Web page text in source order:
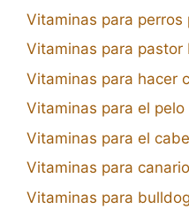
Vitaminas para perros
Vitaminas para pastor
Vitaminas para hacer
Vitaminas para el
Vitaminas para el
Vitaminas para
Vitaminas para